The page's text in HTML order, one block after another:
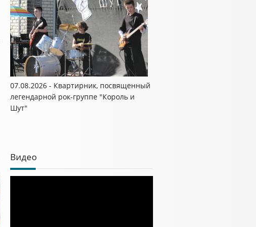
07.08.2026 - Квартирник, посвященный
легендарной рок-группе "Король и
Шут"
Видео